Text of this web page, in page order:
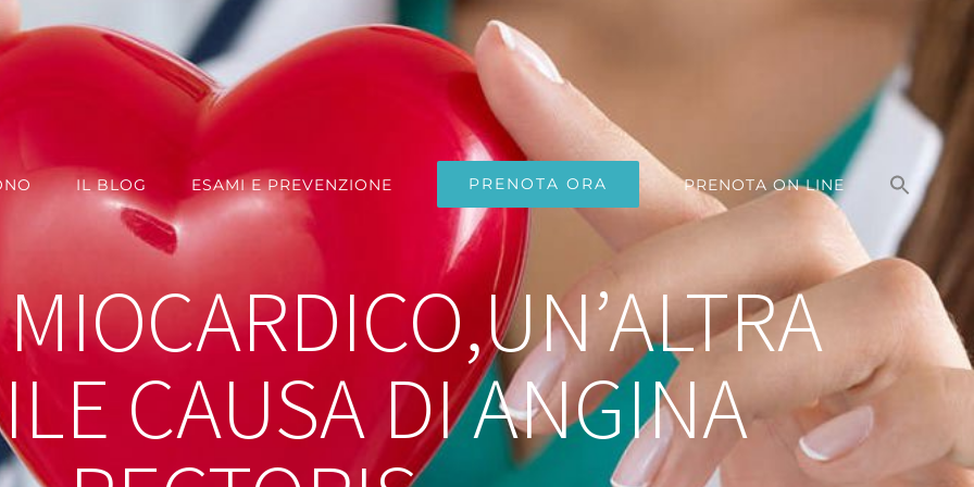
IL BLOG ESAMI E PREVENZIONE PRENOTA ORA PRENOTA ON LINE
Search
for:
Search Button
CAUSA DI ANGINA